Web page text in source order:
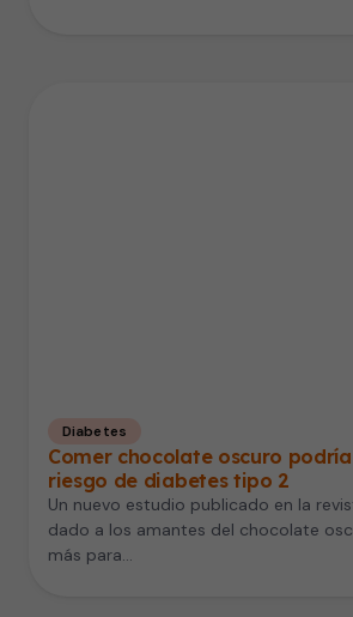
Diabetes
Comer chocolate oscuro
riesgo de diabetes tipo 2
Un nuevo estudio publicado en la
dado a los amantes del chocolate
más para…